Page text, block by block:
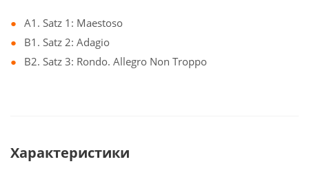
A1. Satz 1: Maestoso
B1. Satz 2: Adagio
B2. Satz 3: Rondo. Allegro Non Troppo
Характеристики